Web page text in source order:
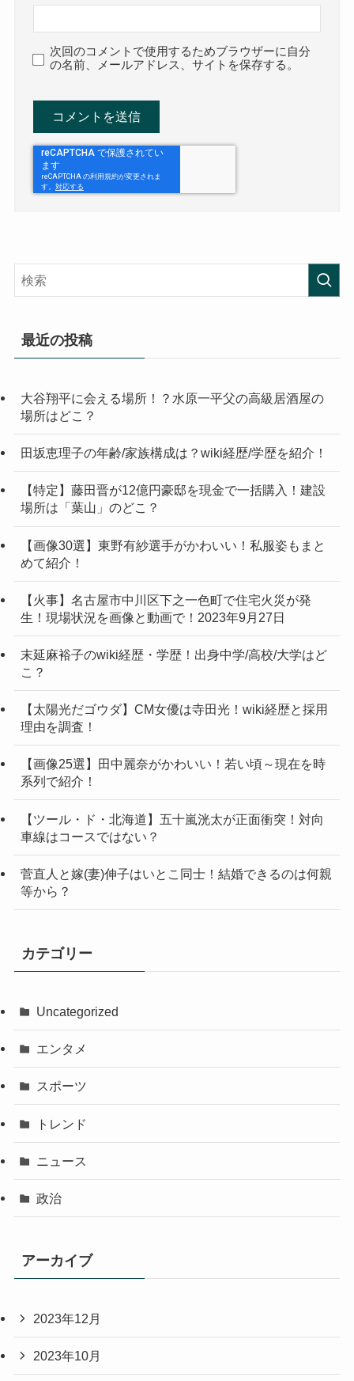
次回のコメントで使用するためブラウザーに自分
の名前、メールアドレス、サイトを保存する。
最近の投稿
大谷翔平に会える場所！？水原一平父の高級居酒屋の
場所はどこ？
田坂恵理子の年齢/家族構成は？wiki経歴/学歴を紹介！
【特定】藤田晋が12億円豪邸を現金で一括購入！建設
場所は「葉山」のどこ？
【画像30選】東野有紗選手がかわいい！私服姿もまと
めて紹介！
【火事】名古屋市中川区下之一色町で住宅火災が発
生！現場状況を画像と動画で！2023年9月27日
末延麻裕子のwiki経歴・学歴！出身中学/高校/大学はど
こ？
【太陽光だゴウダ】CM女優は寺田光！wiki経歴と採用
理由を調査！
【画像25選】田中麗奈がかわいい！若い頃～現在を時
系列で紹介！
【ツール・ド・北海道】五十嵐洸太が正面衝突！対向
車線はコースではない？
菅直人と嫁(妻)伸子はいとこ同士！結婚できるのは何親
等から？
カテゴリー
Uncategorized
エンタメ
スポーツ
トレンド
ニュース
政治
アーカイブ
2023年12月
2023年10月